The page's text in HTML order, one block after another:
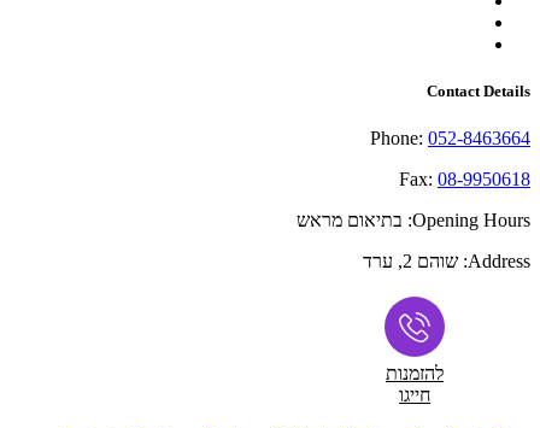
Contact Details
Phone: 052-8463664
Fax: 08-9950618
Opening Hours: בתיאום מראש
Address: שוהם 2, ערד
להזמנות
חייגו